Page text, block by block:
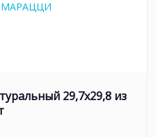
29,7х29,8 из